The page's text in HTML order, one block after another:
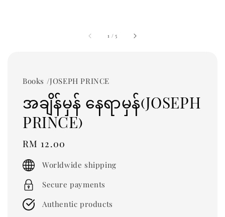
1 /5
Books /JOSEPH PRINCE
အချိန်မှန် နေရာမှန်(JOSEPH
PRINCE)
Regular
price
RM 12.00
Worldwide shipping
Secure payments
Authentic products